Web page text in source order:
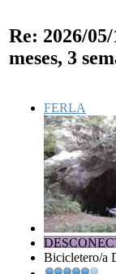
Re: 2026/
meses, 3
FERLA
Bicicletero/a